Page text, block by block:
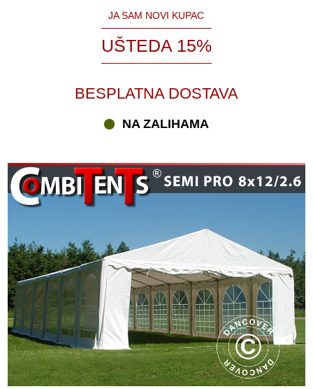
JA SAM NOVI KUPAC
UŠTEDA 15%
BESPLATNA DOSTAVA
NA ZALIHAMA